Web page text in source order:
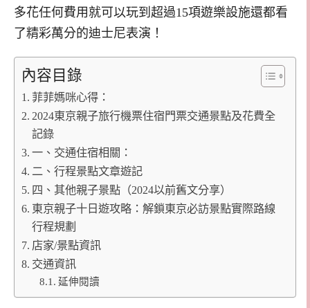
多花任何費用就可以玩到超過15項遊樂設施還都看
了精彩萬分的迪士尼表演！
內容目錄
菲菲媽咪心得：
2024東京親子旅行機票住宿門票交通景點及花費全
記錄
一、交通住宿相關：
二、行程景點文章遊記
四、其他親子景點（2024以前舊文分享）
東京親子十日遊攻略：解鎖東京必訪景點實際路線
行程規劃
店家/景點資訊
交通資訊
延伸閱讀